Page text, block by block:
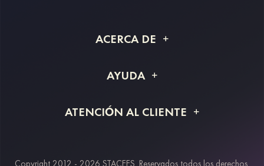
ACERCA DE
Información de envío
AYUDA
Devoluciones y reembolsos
ATENCIÓN AL CLIENTE
Copyright 2012 - 2026 STACEES. Reservados todos los derechos.